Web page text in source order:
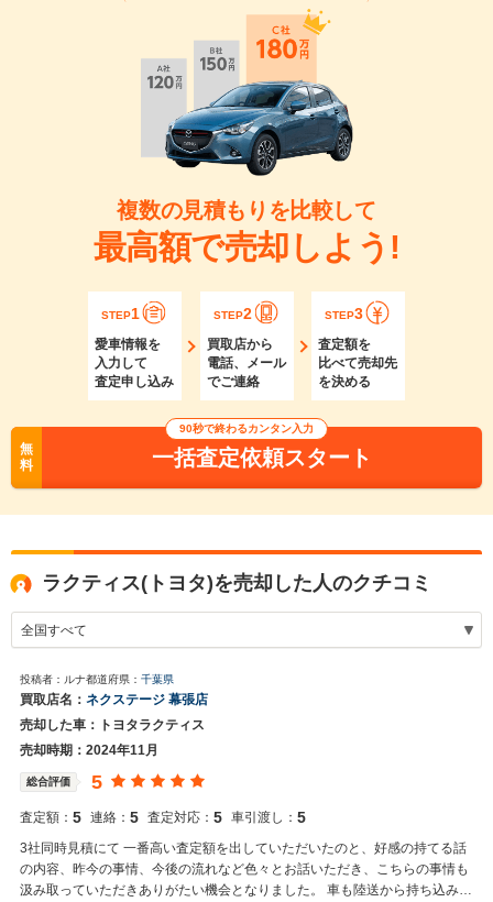
複数の見積もりを比較して
最高額で売却しよう!
STEP1
愛車情報を
入力して
査定申し込み
STEP2
買取店から
電話、メール
でご連絡
STEP3
査定額を
比べて売却先
を決める
無
料
90秒で終わるカンタン入力
一括査定依頼スタート
ラクティス(トヨタ)を売却した人のクチコミ
投稿者：ルナ都道府県： 千葉県
買取店名： ネクステージ 幕張店
売却した車：トヨタラクティス
売却時期：2024年11月
総合評価 5
査定額： 5 連絡： 5 査定対応： 5 車引渡し： 5
3社同時見積にて 一番高い査定額を出していただいたのと、好感の持てる話
の内容、昨今の事情、今後の流れなど色々とお話いただき、こちらの事情も
汲み取っていただきありがたい機会となりました。 車も陸送から持ち込みま